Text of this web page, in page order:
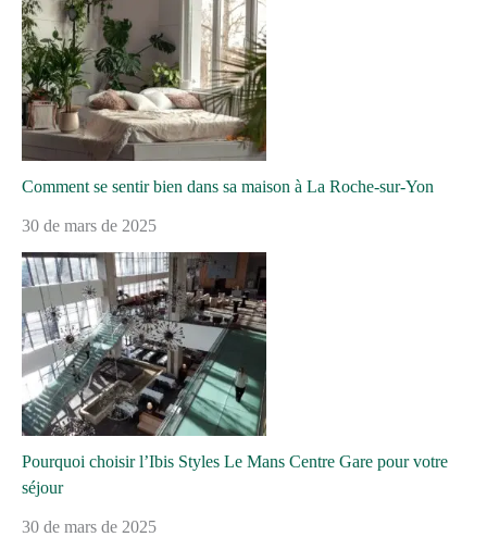
Comment se sentir bien dans sa maison à La Roche-sur-Yon
30 de mars de 2025
Pourquoi choisir l’Ibis Styles Le Mans Centre Gare pour votre
séjour
30 de mars de 2025